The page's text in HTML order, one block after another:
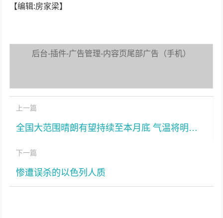
【编辑:房家梁】
后台-插件-广告管理-内容页尾部广告（手机）
上一篇
全国大范围晴朗有望持续至本月底 气温将明显回升
下一篇
惨遭误杀的以色列人质